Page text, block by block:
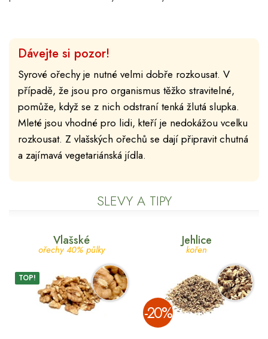
Dávejte si pozor!
Syrové ořechy je nutné velmi dobře rozkousat. V
případě, že jsou pro organismus těžko stravitelné,
pomůže, když se z nich odstraní tenká žlutá slupka.
Mleté jsou vhodné pro lidi, kteří je nedokážou vcelku
rozkousat. Z vlašských ořechů se dají připravit chutná
a zajímavá vegetariánská jídla.
SLEVY A TIPY
Vlašské
ořechy 40% půlky
TOP!
Jehlice
kořen
­-20%